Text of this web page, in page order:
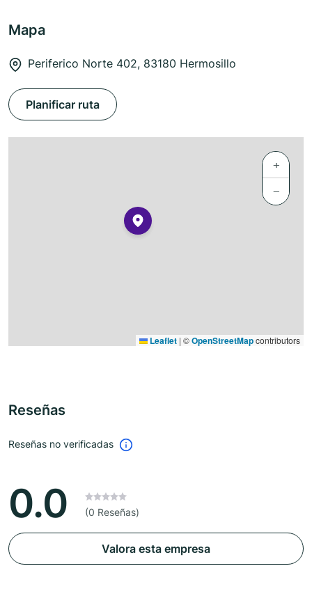
Mapa
Periferico Norte 402, 83180 Hermosillo
Planificar ruta
+
−
Leaflet | ©OpenStreetMapcontributors
Reseñas
Reseñas no verificadas
0.0 (0 Reseñas)
Valora esta empresa